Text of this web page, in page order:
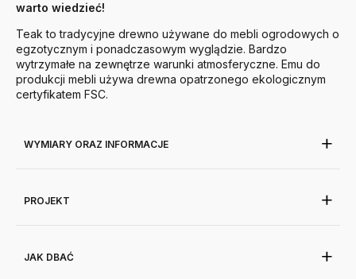
warto wiedzieć!
Teak to tradycyjne drewno używane do mebli ogrodowych o
egzotycznym i ponadczasowym wyglądzie. Bardzo
wytrzymałe na zewnętrze warunki atmosferyczne. Emu do
produkcji mebli używa drewna opatrzonego ekologicznym
certyfikatem FSC.
WYMIARY ORAZ INFORMACJE
PROJEKT
JAK DBAĆ